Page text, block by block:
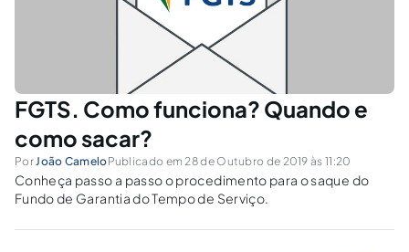
FGTS. Como funciona? Quando e
como sacar?
PorJoão CameloPublicado em 28 de Outubro de 2019 às 11:20
Conheça passo a passo o procedimento para o saque do
Fundo de Garantia do Tempo de Serviço.